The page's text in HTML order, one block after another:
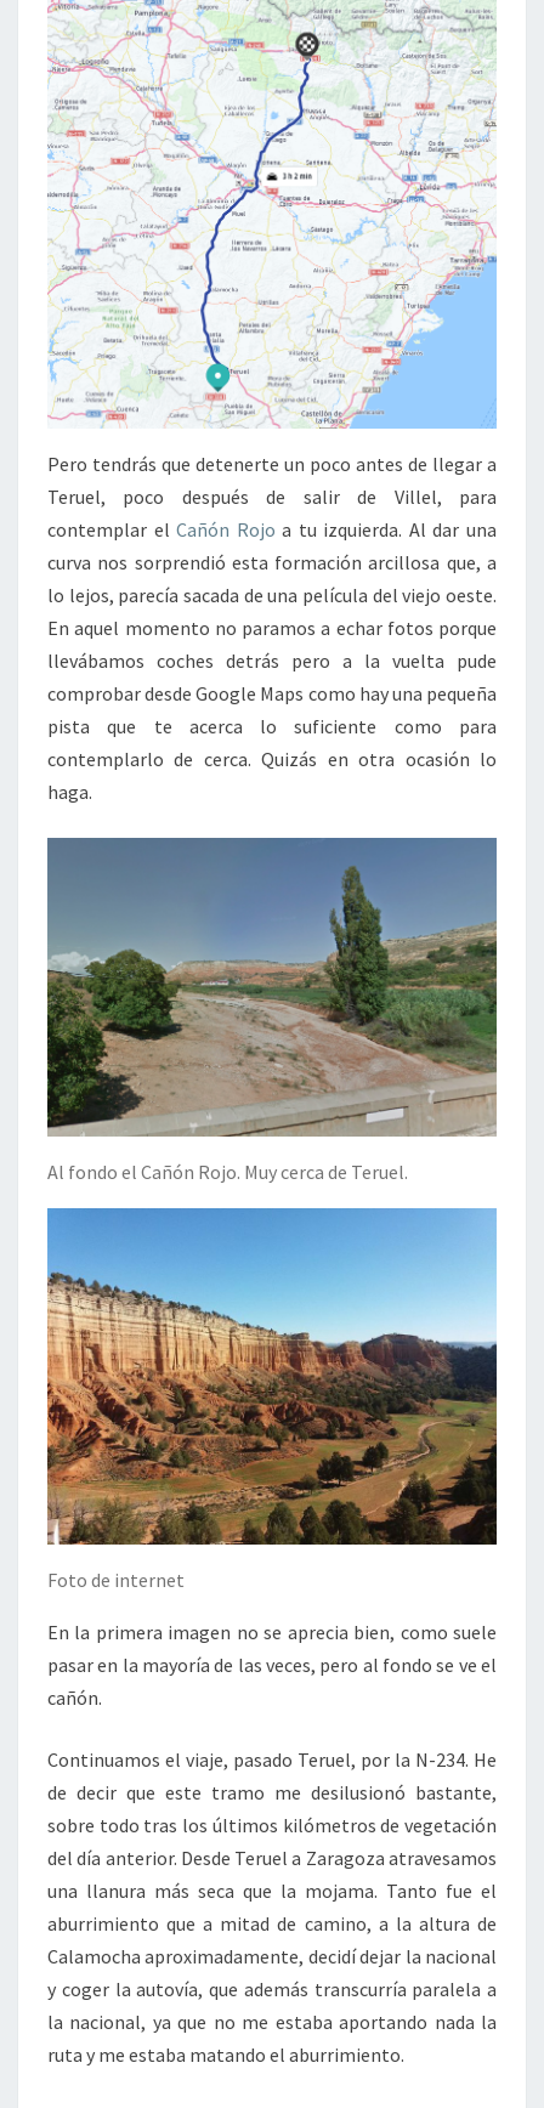
Pero tendrás que detenerte un poco antes de llegar a
Teruel, poco después de salir de Villel, para
contemplar elCañón Rojo a tu izquierda. Al dar una
curva nos sorprendió esta formación arcillosa que, a
lo lejos, parecía sacada de una película del viejo oeste.
En aquel momento no paramos a echar fotos porque
llevábamos coches detrás pero a la vuelta pude
comprobar desde Google Maps como hay una pequeña
pista que te acerca lo suficiente como para
contemplarlo de cerca. Quizás en otra ocasión lo
haga.
Al fondo el Cañón Rojo. Muy cerca de Teruel.
Foto de internet
En la primera imagen no se aprecia bien, como suele
pasar en la mayoría de las veces, pero al fondo se ve el
cañón.
Continuamos el viaje, pasado Teruel, por la N-234. He
de decir que este tramo me desilusionó bastante,
sobre todo tras los últimos kilómetros de vegetación
del día anterior. Desde Teruel a Zaragoza atravesamos
una llanura más seca que la mojama. Tanto fue el
aburrimiento que a mitad de camino, a la altura de
Calamocha aproximadamente, decidí dejar la nacional
y coger la autovía, que además transcurría paralela a
la nacional, ya que no me estaba aportando nada la
ruta y me estaba matando el aburrimiento.